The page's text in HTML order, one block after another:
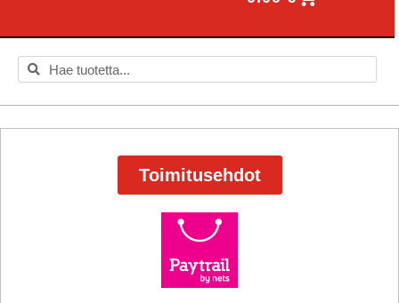
Toimitusehdot